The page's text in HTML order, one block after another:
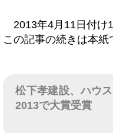
2013年4月11日付け
この記事の続きは本紙
松下孝建設、ハウ
2013で大賞受賞